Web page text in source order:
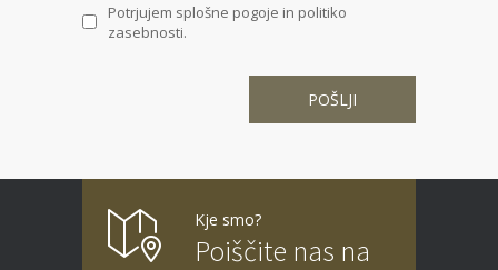
Potrjujem splošne pogoje in politiko
zasebnosti.
Kje smo?
Poiščite nas na